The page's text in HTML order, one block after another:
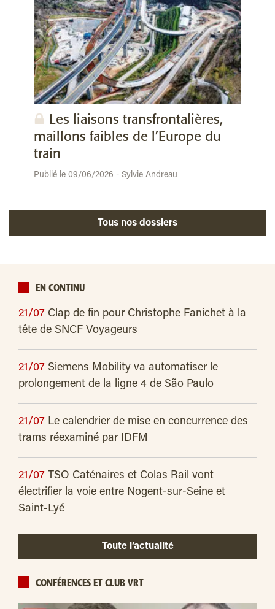
Les liaisons transfrontalières,
maillons faibles de l’Europe du
train
Publié le 09/06/2026 - Sylvie Andreau
Tous nos dossiers
EN CONTINU
21/07 Clap de fin pour Christophe Fanichet à la
tête de SNCF Voyageurs
21/07 Siemens Mobility va automatiser le
prolongement de la ligne 4 de São Paulo
21/07 Le calendrier de mise en concurrence des
trams réexaminé par IDFM
21/07 TSO Caténaires et Colas Rail vont
électrifier la voie entre Nogent-sur-Seine et
Saint-Lyé
Toute l’actualité
CONFÉRENCES ET CLUB VRT